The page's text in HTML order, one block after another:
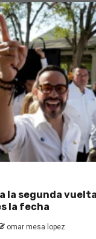
la segunda
la fecha
omar mesa lopez